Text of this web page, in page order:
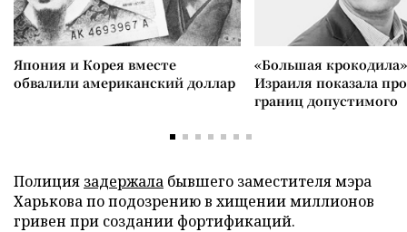
Япония и Корея вместе
обвалили американский доллар
«Большая
Израиля показала
границ допустимого
Полиция задержала бывшего заместителя мэра
Харькова по подозрению в хищении миллионов
гривен при создании фортификаций.